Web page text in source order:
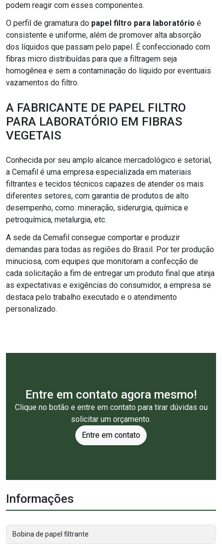
podem reagir com esses componentes.
O perfil de gramatura do papel filtro para laboratório é
consistente e uniforme, além de promover alta absorção
dos líquidos que passam pelo papel. É confeccionado com
fibras micro distribuídas para que a filtragem seja
homogênea e sem a contaminação do líquido por eventuais
vazamentos do filtro.
A FABRICANTE DE PAPEL FILTRO
PARA LABORATÓRIO EM FIBRAS
VEGETAIS
Conhecida por seu amplo alcance mercadológico e setorial,
a Cemafil é uma empresa especializada em materiais
filtrantes e tecidos técnicos capazes de atender os mais
diferentes setores, com garantia de produtos de alto
desempenho, como: mineração, siderurgia, química e
petroquímica, metalurgia, etc.
A sede da Cemafil consegue comportar e produzir
demandas para todas as regiões do Brasil. Por ter produção
minuciosa, com equipes que monitoram a confecção de
cada solicitação a fim de entregar um produto final que atinja
as expectativas e exigências do consumidor, a empresa se
destaca pelo trabalho executado e o atendimento
personalizado.
Entre em contato agora mesmo!
Clique no botão e entre em contato para tirar dúvidas ou
solicitar um orçamento.
Entre em contato
Informações
Bobina de papel filtrante